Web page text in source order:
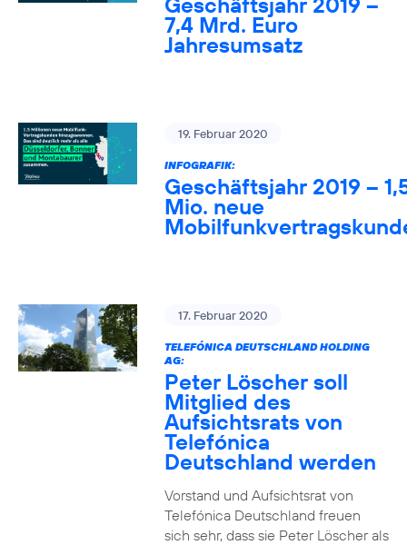
7,4 Mrd. Euro
Jahresumsatz
19. Februar 2020
INFOGRAFIK:
Geschäftsjahr 2019 –
Mio. neue
17. Februar 2020
TELEFÓNICA DEUTSCHLAND HOLDING
AG:
Peter Löscher soll
Mitglied des
Aufsichtsrats von
Telefónica
Deutschland werden
Vorstand und Aufsichtsrat von
Telefónica Deutschland freuen
sich sehr, dass sie Peter Löscher als